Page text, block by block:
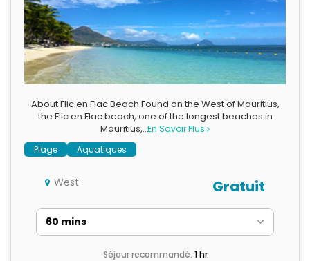
About Flic en Flac Beach Found on the West of Mauritius,
the Flic en Flac beach, one of the longest beaches in
Mauritius,…En Savoir Plus
Plage
Aquatiques
West Gratuit
Séjour recommandé: 1 hr